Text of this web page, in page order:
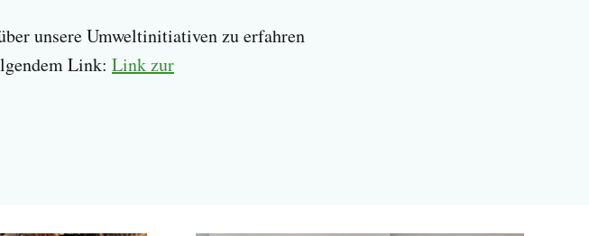
unsere Umweltinitiativen zu erfahren
Link: Link zur